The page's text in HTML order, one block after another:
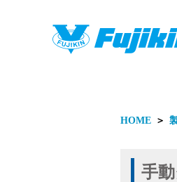
製
HOME ＞
手